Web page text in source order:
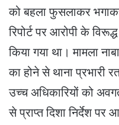
को बहला फुसलाकर
रिपोर्ट पर आरोपी के
किया गया था। मामला
का होने से थाना प्रभारी
उच्च अधिकारियों को
से प्राप्त दिशा निर्देश पर